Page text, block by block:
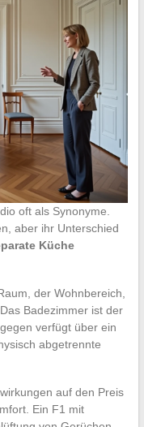
oft als Synonyme.
aber ihr Unterschied
Küche
der Wohnbereich,
Badezimmer ist der
verfügt über ein
abgetrennte
auf den Preis
Ein F1 mit